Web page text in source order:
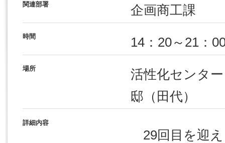
関連部署 企画商工課
時間 14：20～21：
場所
活性化センタ
邸（田代）
詳細内容
29回目を迎